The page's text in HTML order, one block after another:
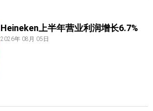
Heineken上半年营业利润增长6.7%
2026年 08月 05日